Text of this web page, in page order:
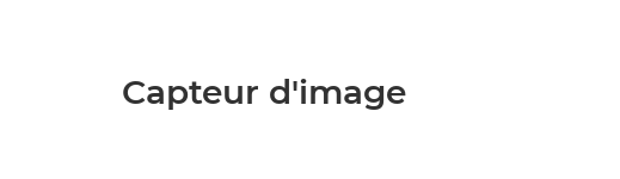
Capteur d'image